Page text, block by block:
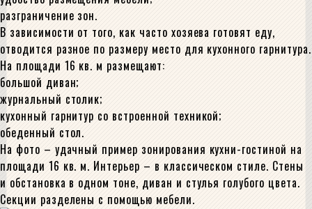
разграничение зон.
В зависимости от того, как часто хозяева готовят еду,
отводится разное по размеру место для кухонного гарнитура.
На площади 16 кв. м размещают:
большой диван;
журнальный столик;
кухонный гарнитур со встроенной техникой;
обеденный стол.
На фото – удачный пример зонирования кухни-гостиной на
площади 16 кв. м. Интерьер – в классическом стиле. Стены
и обстановка в одном тоне, диван и стулья голубого цвета.
Секции разделены с помощью мебели.